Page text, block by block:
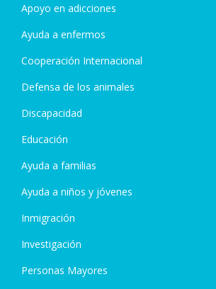
Apoyo en adicciones
Ayuda a enfermos
Cooperación Internacional
Defensa de los animales
Discapacidad
Educación
Ayuda a familias
Ayuda a niños y jóvenes
Inmigración
Investigación
Personas Mayores